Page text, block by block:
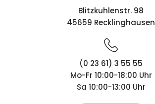
Blitzkuhlenstr. 98
45659 Recklinghausen
(0 23 61) 3 55 55
Mo-Fr 10:00-18:00 Uhr
Sa 10:00-13:00 Uhr